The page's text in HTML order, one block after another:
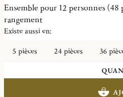
Ensemble pour 12 personnes (48
rangement
Existe aussi en:
5 pièces
24 pièces 36